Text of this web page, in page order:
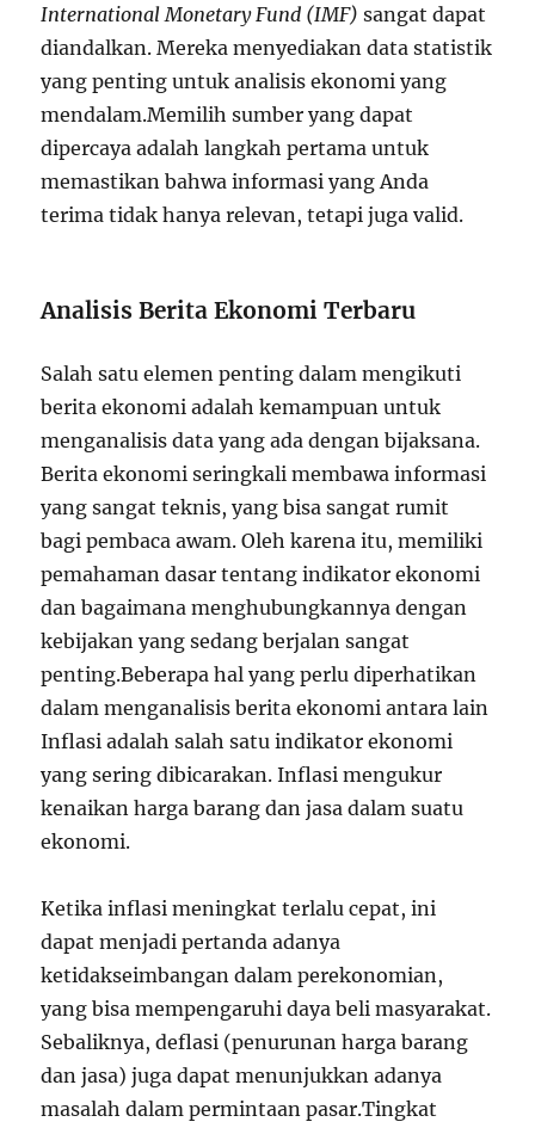
International Monetary Fund (IMF) sangat dapat
diandalkan. Mereka menyediakan data statistik
yang penting untuk analisis ekonomi yang
mendalam.Memilih sumber yang dapat
dipercaya adalah langkah pertama untuk
memastikan bahwa informasi yang Anda
terima tidak hanya relevan, tetapi juga valid.
Analisis Berita Ekonomi Terbaru
Salah satu elemen penting dalam mengikuti
berita ekonomi adalah kemampuan untuk
menganalisis data yang ada dengan bijaksana.
Berita ekonomi seringkali membawa informasi
yang sangat teknis, yang bisa sangat rumit
bagi pembaca awam. Oleh karena itu, memiliki
pemahaman dasar tentang indikator ekonomi
dan bagaimana menghubungkannya dengan
kebijakan yang sedang berjalan sangat
penting.Beberapa hal yang perlu diperhatikan
dalam menganalisis berita ekonomi antara lain
Inflasi adalah salah satu indikator ekonomi
yang sering dibicarakan. Inflasi mengukur
kenaikan harga barang dan jasa dalam suatu
ekonomi.
Ketika inflasi meningkat terlalu cepat, ini
dapat menjadi pertanda adanya
ketidakseimbangan dalam perekonomian,
yang bisa mempengaruhi daya beli masyarakat.
Sebaliknya, deflasi (penurunan harga barang
dan jasa) juga dapat menunjukkan adanya
masalah dalam permintaan pasar.Tingkat